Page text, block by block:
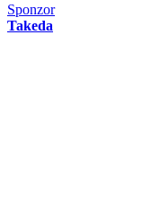
Sponzor
Takeda